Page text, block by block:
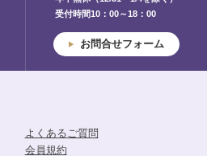
受付時間10：00～18：00
お問合せフォーム
よくあるご質問
会員規約